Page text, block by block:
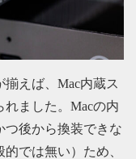
えば、Mac内蔵ス
れました。Macの内
つ後から換装できな
では無い）ため、